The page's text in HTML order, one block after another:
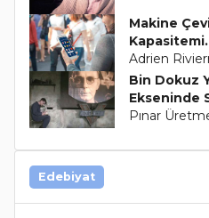
Makine
Adrien
Bin Dokuz
Ekseninde
Pınar
Edebiyat